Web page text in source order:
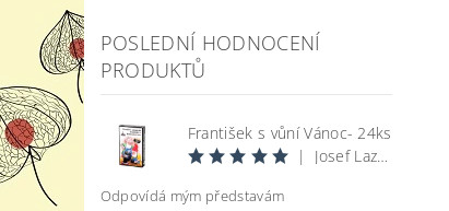
POSLEDNÍ HODNOCENÍ
PRODUKTŮ
František s vůní Vánoc- 24ks
|
Josef Lazecký
Odpovídá mým představám